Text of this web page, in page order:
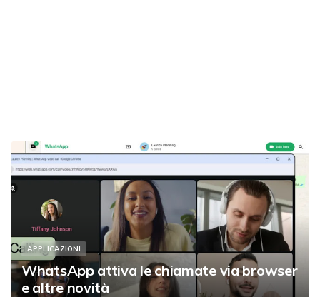
APPLICAZIONI
WhatsApp attiva le chiamate via browser
e altre novità